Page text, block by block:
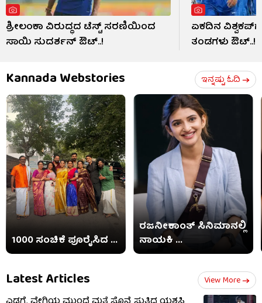
ಶ್ರೀಲಂಕಾ ವಿರುದ್ಧದ ಟೆಸ್ಟ್ ಸರಣಿಯಿಂದ
ಸಾಯಿ ಸುದರ್ಶನ್ ಔಟ್..!
ಏಕದಿನ ವಿಶ್ವಕಪ್‌ಗೆ
ತಂಡಗಳು ಔಟ್..!
Kannada Webstories ಇನ್ನಷ್ಟು ಓದಿ
1000 ಸಂಚಿಕೆ ಪೂರೈಸಿದ ...
ರಜನೀಕಾಂತ್ ಸಿನಿಮಾನಲ್ಲಿ
ನಾಯಕಿ ...
Latest Articles View More